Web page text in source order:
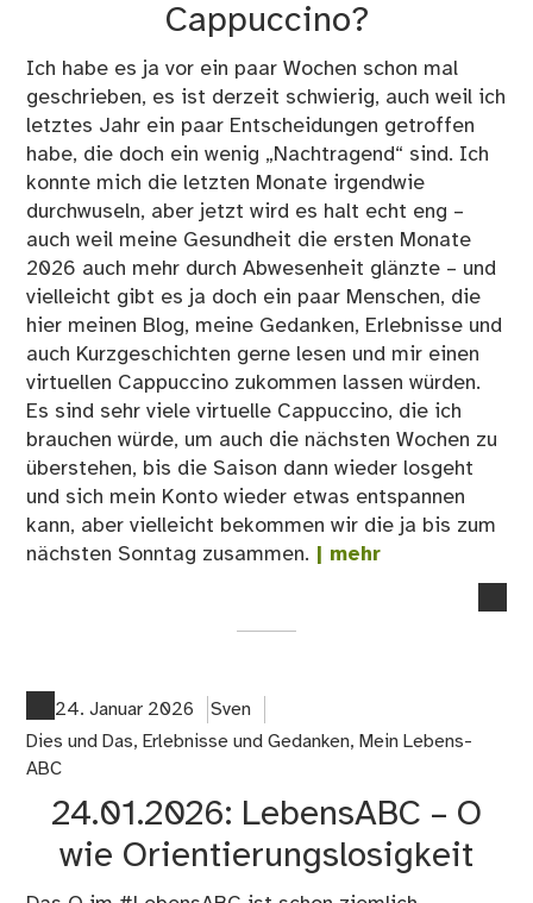
Cappuccino?
Ich habe es ja vor ein paar Wochen schon mal
geschrieben, es ist derzeit schwierig, auch weil ich
letztes Jahr ein paar Entscheidungen getroffen
habe, die doch ein wenig „Nachtragend“ sind. Ich
konnte mich die letzten Monate irgendwie
durchwuseln, aber jetzt wird es halt echt eng –
auch weil meine Gesundheit die ersten Monate
2026 auch mehr durch Abwesenheit glänzte – und
vielleicht gibt es ja doch ein paar Menschen, die
hier meinen Blog, meine Gedanken, Erlebnisse und
auch Kurzgeschichten gerne lesen und mir einen
virtuellen Cappuccino zukommen lassen würden.
Es sind sehr viele virtuelle Cappuccino, die ich
brauchen würde, um auch die nächsten Wochen zu
überstehen, bis die Saison dann wieder losgeht
und sich mein Konto wieder etwas entspannen
kann, aber vielleicht bekommen wir die ja bis zum
nächsten Sonntag zusammen. | mehr
24. Januar 2026
Sven
Dies und Das, Erlebnisse und Gedanken, Mein Lebens-
ABC
24.01.2026: LebensABC – O
wie Orientierungslosigkeit